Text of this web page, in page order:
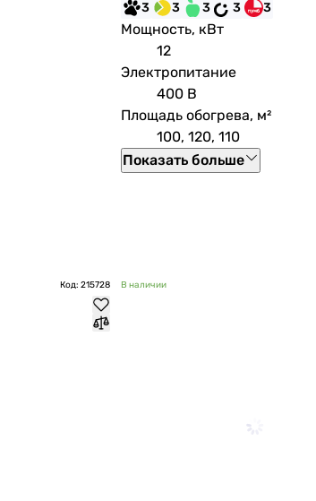
3 3 3 3 3
Мощность, кВт
12
Электропитание
400 В
Площадь обогрева, м²
100, 120, 110
Показать больше
Код: 215728 В наличии